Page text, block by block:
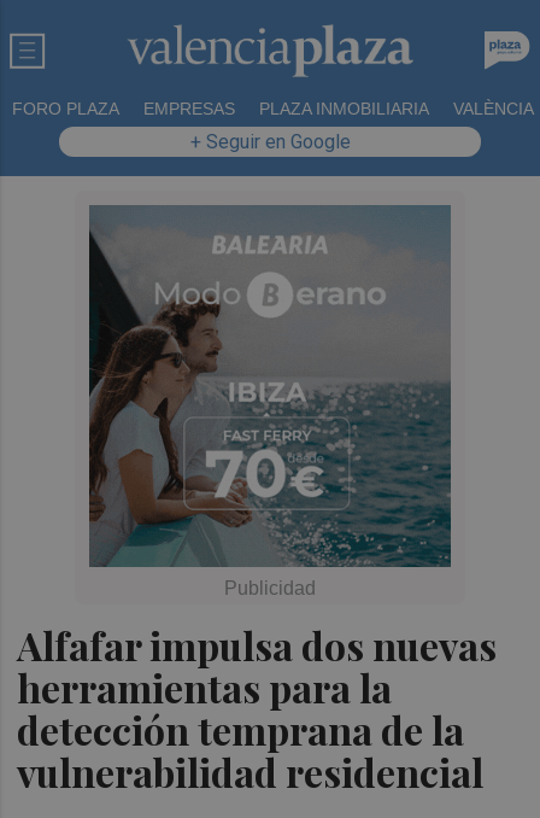
FORO PLAZA EMPRESAS PLAZA INMOBILIARIA VALÈNCIA
+ Seguir en Google
Alfafar impulsa dos nuevas
herramientas para la
detección temprana de la
vulnerabilidad residencial